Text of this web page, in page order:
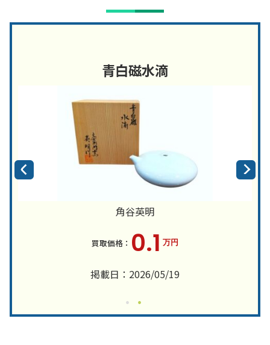
青白磁水滴
角谷英明
0.1 万円
掲載日：2026/05/19